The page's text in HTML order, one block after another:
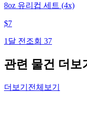
8oz 유리컵 세트 (4x)
$7
1달 전 조회 37
관련 물건 더보
더보기 전체보기